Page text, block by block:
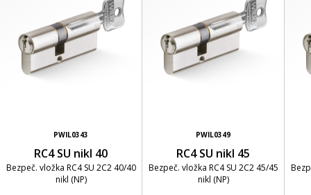
PWIL0343
RC4 SU nikl 40
Bezpeč. vložka RC4 SU 2C2 40/40
nikl (NP)
PWIL0349
RC4 SU nikl 45
Bezpeč. vložka RC4 SU 2C2 45/45
nikl (NP)